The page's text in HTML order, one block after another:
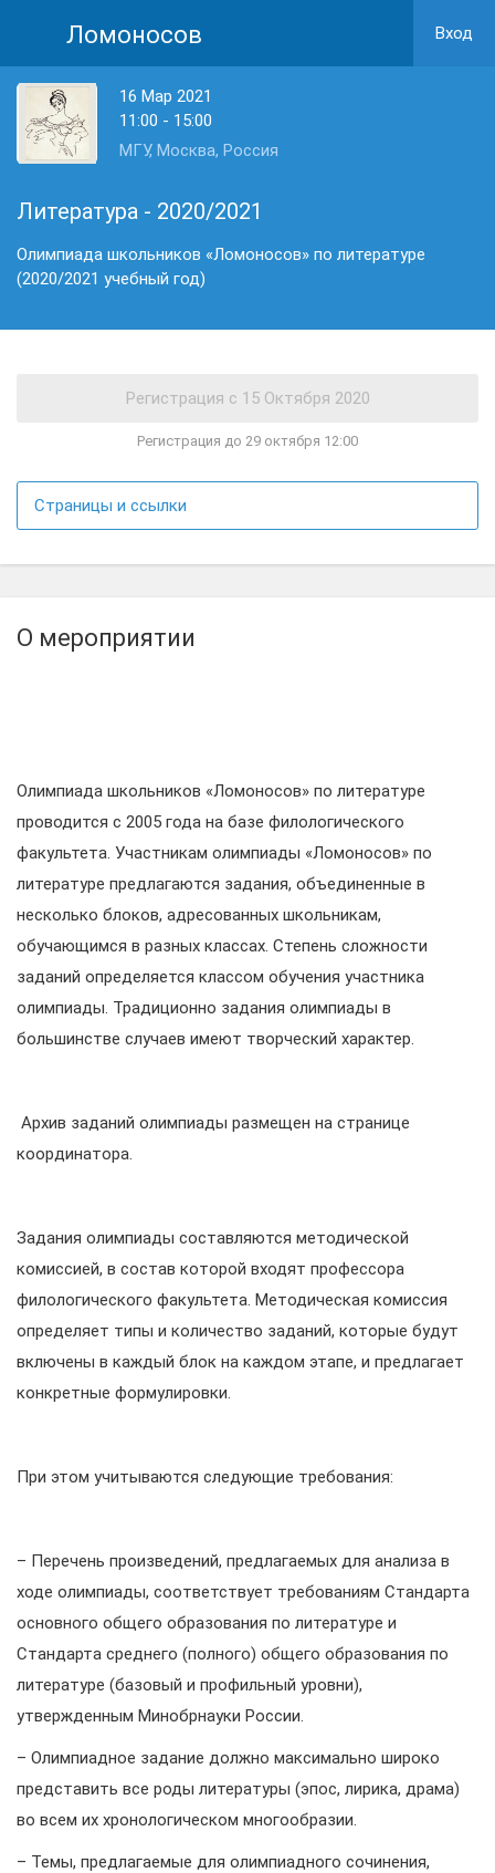
Ломоносов Вход
16 Мар 2021
11:00 - 15:00
МГУ, Москва, Россия
Литература - 2020/2021
Олимпиада школьников «Ломоносов» по литературе
(2020/2021 учебный год)
Регистрация до 29 октября 12:00
Страницы и ссылки
О мероприятии
Олимпиада школьников «Ломоносов» по литературе
проводится с 2005 года на базе филологического
факультета. Участникам олимпиады «Ломоносов» по
литературе предлагаются задания, объединенные в
несколько блоков, адресованных школьникам,
обучающимся в разных классах. Степень сложности
заданий определяется классом обучения участника
олимпиады. Традиционно задания олимпиады в
большинстве случаев имеют творческий характер.
Архив заданий олимпиады размещен на странице
координатора.
Задания олимпиады составляются методической
комиссией, в состав которой входят профессора
филологического факультета. Методическая комиссия
определяет типы и количество заданий, которые будут
включены в каждый блок на каждом этапе, и предлагает
конкретные формулировки.
При этом учитываются следующие требования:
– Перечень произведений, предлагаемых для анализа в
ходе олимпиады, соответствует требованиям Стандарта
основного общего образования по литературе и
Стандарта среднего (полного) общего образования по
литературе (базовый и профильный уровни),
утвержденным Минобрнауки России.
– Олимпиадное задание должно максимально широко
представить все роды литературы (эпос, лирика, драма)
во всем их хронологическом многообразии.
– Темы, предлагаемые для олимпиадного сочинения,